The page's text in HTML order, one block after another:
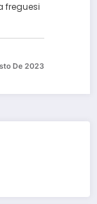
freguesi
De 2023